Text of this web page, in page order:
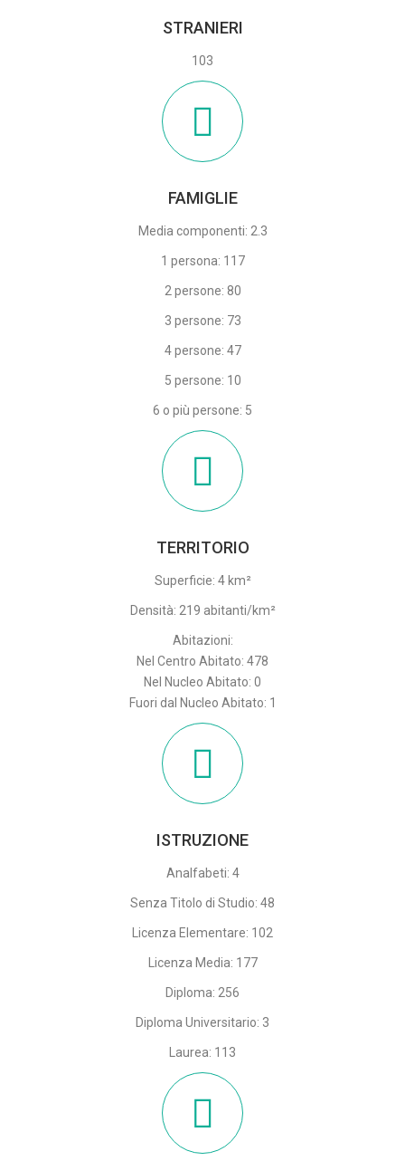
STRANIERI
103
FAMIGLIE
Media componenti: 2.3
1 persona: 117
2 persone: 80
3 persone: 73
4 persone: 47
5 persone: 10
6 o più persone: 5
TERRITORIO
Superficie: 4 km²
Densità: 219 abitanti/km²
Abitazioni:
Nel Centro Abitato: 478
Nel Nucleo Abitato: 0
Fuori dal Nucleo Abitato: 1
ISTRUZIONE
Analfabeti: 4
Senza Titolo di Studio: 48
Licenza Elementare: 102
Licenza Media: 177
Diploma: 256
Diploma Universitario: 3
Laurea: 113